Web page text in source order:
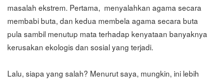
masalah ekstrem. Pertama, menyalahkan agama secara
membabi buta, dan kedua membela agama secara buta
pula sambil menutup mata terhadap kenyataan banyaknya
kerusakan ekologis dan sosial yang terjadi.
Lalu, siapa yang salah? Menurut saya, mungkin, ini lebih